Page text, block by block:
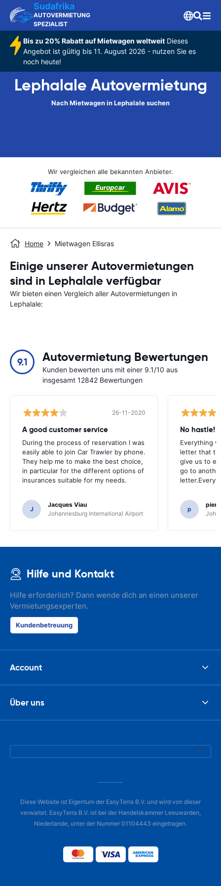
Sudafrika
AUTOVERMIETUNG
SPEZIALIST
Bis zu 20% Rabatt auf Mietwagen weltweitDieses
Angebot ist gültig bis 11. August 2026 - nutzen Sie es
noch heute!
Lephalale Autovermietung
Nach Mietwagen in Lephalale suchen
Wir vergleichen alle bekannten Anbieter.
Home Mietwagen Ellisras
Einige unserer Autovermietungen
sind in Lephalale verfügbar
Wir bieten einen Vergleich aller Autovermietungen in
Lephalale:
9.1 Autovermietung Bewertungen
Kunden bewerten uns mit einer 9.1/10 aus
insgesamt 12842 Bewertungen
26-11-2020
A good customer service
During the process of reservation I was
easily able to join Car Trawler by phone.
They help me to make the best choice,
in particular for the different options of
insurances suitable for my needs.
J
Jacques Viau
Johannesburg International Airport
No hastle!
Everything
letter that
give us to
go to
p
Hilfe und Kontakt
Hilfe erforderlich? Dann wende dich an einen unserer
Vermietungsexperten.
Kundenbetreuung
Account
Über uns
Diese Website ist Eigentum der EasyTerra B.V. und wird von dieser
verwaltet. EasyTerra B.V. ist bei der Handelskammer Leeuwarden,
Niederlande, unter der Nummer 01104443 eingetragen.